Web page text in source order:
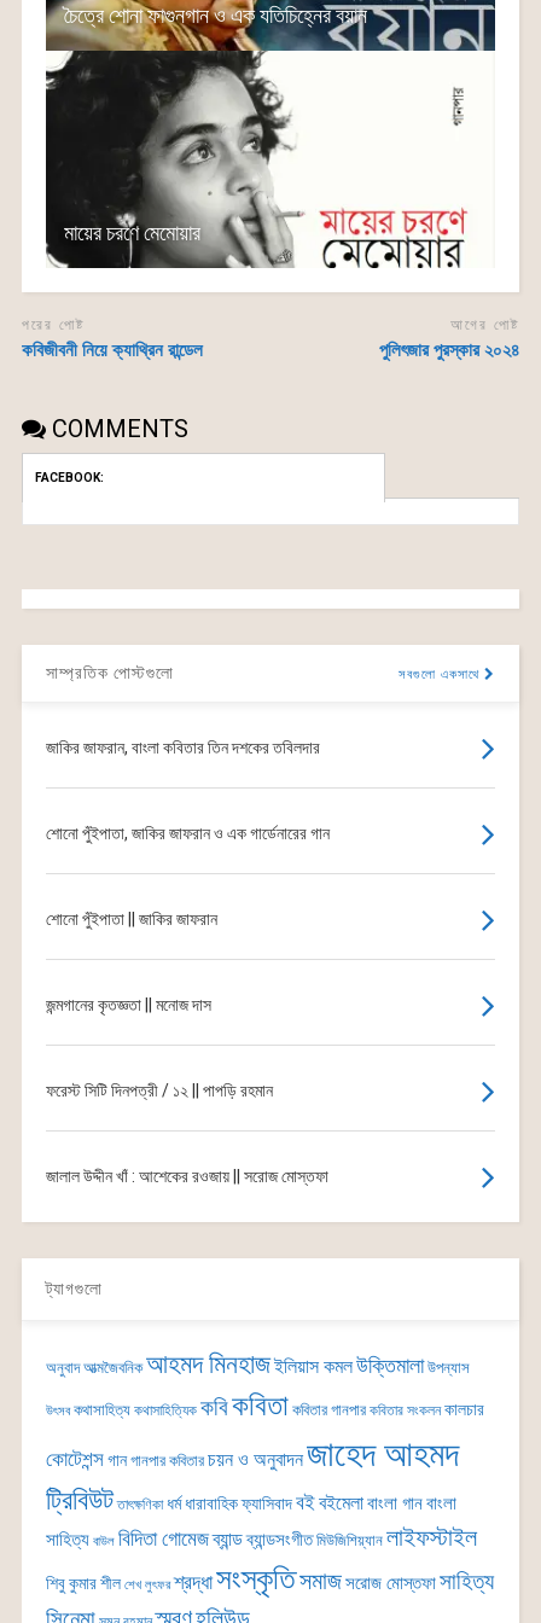
চৈত্রে শোনা ফাগুনগান ও এক যতিচিহ্নের বয়ান
মায়ের চরণে মেমোয়ার
পরের পোষ্ট
কবিজীবনী নিয়ে ক্যাথ্রিন রান্ডেল
আগের পোষ্ট
পুলিৎজার পুরস্কার ২০২৪
COMMENTS
FACEBOOK:
সাম্প্রতিক পোস্টগুলো সবগুলো একসাথে
জাকির জাফরান, বাংলা কবিতার তিন দশকের তবিলদার
শোনো পুঁইপাতা, জাকির জাফরান ও এক গার্ডেনারের গান
শোনো পুঁইপাতা || জাকির জাফরান
জন্মগানের কৃতজ্ঞতা || মনোজ দাস
ফরেস্ট সিটি দিনপত্রী / ১২ || পাপড়ি রহমান
জালাল উদ্দীন খাঁ : আশেকের রওজায় || সরোজ মোস্তফা
ট্যাগগুলো
অনুবাদ আত্মজৈবনিক আহমদ মিনহাজইলিয়াস কমলউক্তিমালা উপন্যাস
উৎসব কথাসাহিত্য কথাসাহিত্যিক কবিকবিতা কবিতার গানপার কবিতার সংকলন কালচার
কোটেশন্সগান গানপার কবিতার চয়ন ও অনুবাদনজাহেদ আহমদ
ট্রিবিউট তাৎক্ষণিকা ধর্ম ধারাবাহিকফ্যাসিবাদবইবইমেলাবাংলা গানবাংলা
সাহিত্য বাউল বিদিতা গোমেজব্যান্ডব্যান্ডসংগীত মিউজিশিয়্যান লাইফস্টাইল
শিবু কুমার শীল শেখ লুৎফর শ্রদ্ধাসংস্কৃতিসমাজসরোজ মোস্তফাসাহিত্য